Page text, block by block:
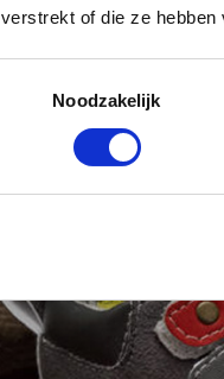
verstrekt of die ze
Noodzakelijk